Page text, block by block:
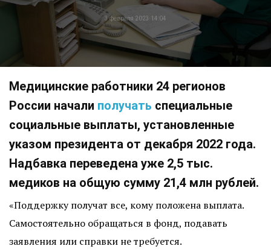
3 февраля 2023 14:04
Медицинские работники 24 регионов
России начали получать специальные
социальные выплаты, установленные
указом президента от декабря 2022 года.
Надбавка переведена уже 2,5 тыс.
медиков на общую сумму 21,4 млн рублей.
«Поддержку получат все, кому положена выплата.
Самостоятельно обращаться в фонд, подавать
заявления или справки не требуется.